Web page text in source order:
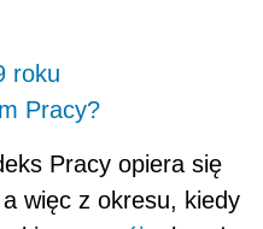
roku
Pracy?
Pracy opiera się
więc z okresu, kiedy